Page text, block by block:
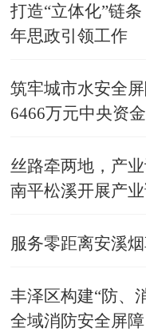
打造“立体化”链
年思政引领工作
筑牢城市水安全
6466万元中央资
丝路牵两地，产
南平松溪开展产
服务零距离安溪
丰泽区构建“防、
全域消防安全屏障